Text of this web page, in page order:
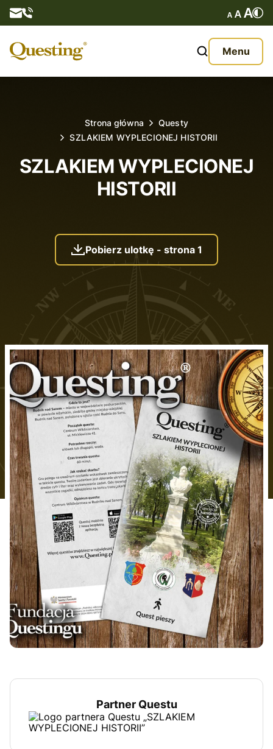
Menu
O nas
Aktualności
Kontakt
Strona główna
Questy
SZLAKIEM WYPLECIONEJ HISTORII
SZLAKIEM WYPLECIONEJ
HISTORII
Pobierz ulotkę - strona 1
Partner Questu